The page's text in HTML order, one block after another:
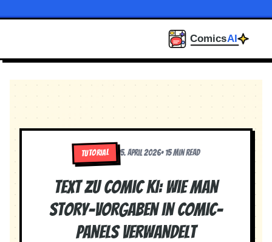
TUTORIAL 15. April 2026• 15 min read
Text zu Comic KI: Wie man
Story-Vorgaben in Comic-
Panels verwandelt